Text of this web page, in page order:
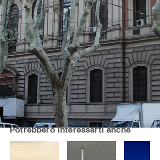
Potrebbero interessarti anche